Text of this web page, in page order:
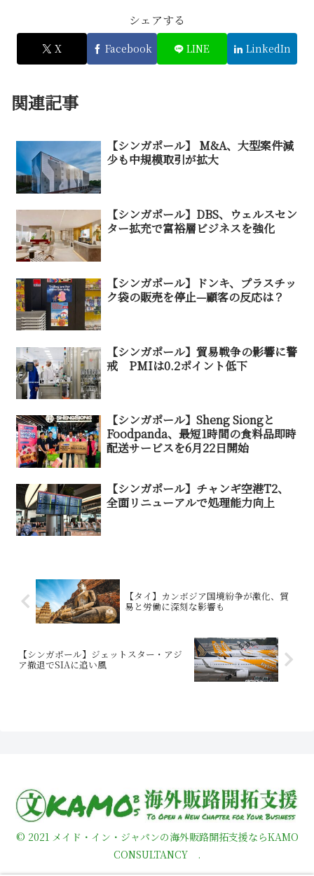
シェアする
X Facebook LINE LinkedIn
関連記事
【シンガポール】 M&A、大型案件減
少も中規模取引が拡大
【シンガポール】DBS、ウェルスセン
ター拡充で富裕層ビジネスを強化
【シンガポール】ドンキ、プラスチッ
ク袋の販売を停止—顧客の反応は？
【シンガポール】貿易戦争の影響に警
戒 PMIは0.2ポイント低下
【シンガポール】Sheng Siongと
Foodpanda、最短1時間の食料品即時
配送サービスを6月22日開始
【シンガポール】チャンギ空港T2、
全面リニューアルで処理能力向上
【タイ】カンボジア国境紛争が激化、貿
易と労働に深刻な影響も
【シンガポール】ジェットスター・アジ
ア撤退でSIAに追い風
© 2021 メイド・イン・ジャパンの海外販路開拓支援ならKAMO
CONSULTANCY .